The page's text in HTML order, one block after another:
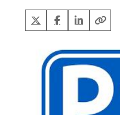
X (Twitter)FacebookLinkedIn